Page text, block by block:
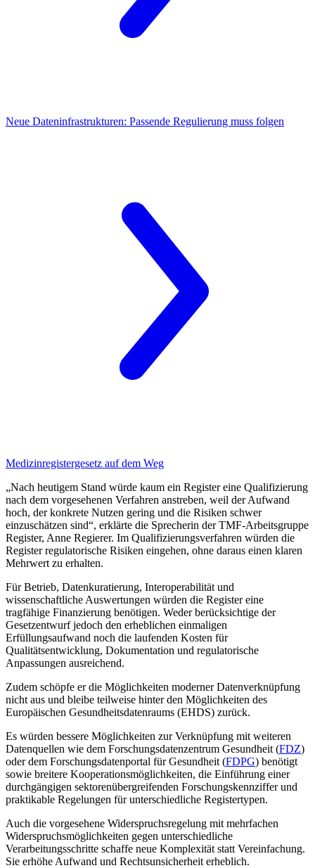
Neue Dateninfrastrukturen: Passende Regulierung muss folgen
Medizinregistergesetz auf dem Weg
„Nach heutigem Stand würde kaum ein Register eine Qualifizierung
nach dem vorgesehenen Verfahren anstreben, weil der Aufwand
hoch, der konkrete Nutzen gering und die Risiken schwer
einzuschätzen sind“, erklärte die Sprecherin der TMF-Arbeitsgruppe
Register, Anne Regierer. Im Qualifizierungsverfahren würden die
Register regulatorische Risiken eingehen, ohne daraus einen klaren
Mehrwert zu erhalten.
Für Betrieb, Datenkuratierung, Interoperabilität und
wissenschaftliche Auswertungen würden die Register eine
tragfähige Finanzierung benötigen. Weder berücksichtige der
Gesetzentwurf jedoch den erheblichen einmaligen
Erfüllungsaufwand noch die laufenden Kosten für
Qualitätsentwicklung, Dokumentation und regulatorische
Anpassungen ausreichend.
Zudem schöpfe er die Möglichkeiten moderner Datenverknüpfung
nicht aus und bleibe teilweise hinter den Möglichkeiten des
Europäischen Gesundheitsdatenraums (EHDS) zurück.
Es würden bessere Möglichkeiten zur Verknüpfung mit weiteren
Datenquellen wie dem Forschungsdatenzentrum Gesundheit (FDZ)
oder dem Forschungsdatenportal für Gesundheit (FDPG) benötigt
sowie breitere Kooperationsmöglichkeiten, die Einführung einer
durchgängigen sektorenübergreifenden Forschungskennziffer und
praktikable Regelungen für unterschiedliche Registertypen.
Auch die vorgesehene Widerspruchsregelung mit mehrfachen
Widerspruchsmöglichkeiten gegen unterschiedliche
Verarbeitungsschritte schaffe neue Komplexität statt Vereinfachung.
Sie erhöhe Aufwand und Rechtsunsicherheit erheblich.